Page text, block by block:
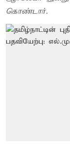
கொண்டார்.